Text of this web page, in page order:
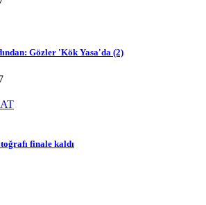
Gözler 'Kök Yasa'da (2)
finale kaldı